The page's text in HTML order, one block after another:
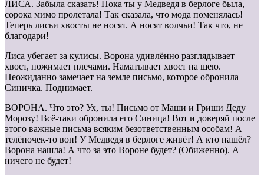
ЛИСА. Забыла сказать! Пока ты у Медведя в берлоге была,
сорока мимо пролетала! Так сказала, что мода поменялась!
Теперь лисьи хвосты не носят. А носят волчьи! Так что, не
благодари!
Лиса убегает за кулисы. Ворона удивлённо разглядывает
хвост, пожимает плечами. Наматывает хвост на шею.
Неожиданно замечает на земле письмо, которое обронила
Синичка. Поднимает.
ВОРОНА. Что это? Ух, ты! Письмо от Маши и Гриши Деду
Морозу! Всё-таки обронила его Синица! Вот и доверяй после
этого важные письма всяким безответственным особам! А
телёночек-то вон! У Медведя в берлоге живёт! А кто нашёл?
Ворона нашла! А что за это Вороне будет? (Обиженно). А
ничего не будет!